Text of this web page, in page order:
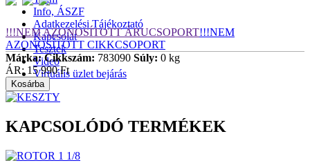
Info, ÁSZF
Adatkezelési Tájékoztató
Kapcsolat
Tesztek
Video
Virtuális üzlet bejárás
!!!NEM AZONOSÍTOTT ÁRUCSOPORT!!!NEM
AZONOSÍTOTT CIKKCSOPORT
Márka:Cikkszám: 783090 Súly: 0 kg
ÁR:15 990 Ft
Kosárba
KAPCSOLÓDÓ TERMÉKEK